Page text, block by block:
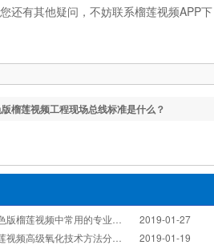
您还有其他疑问，不妨联系榴莲视频APP下
榴莲视频工程现场总线标准是什么？
2019-01-27
莲视频中常用的专业术语吗？
2019-01-19
频高级氧化技术方法分类及原理